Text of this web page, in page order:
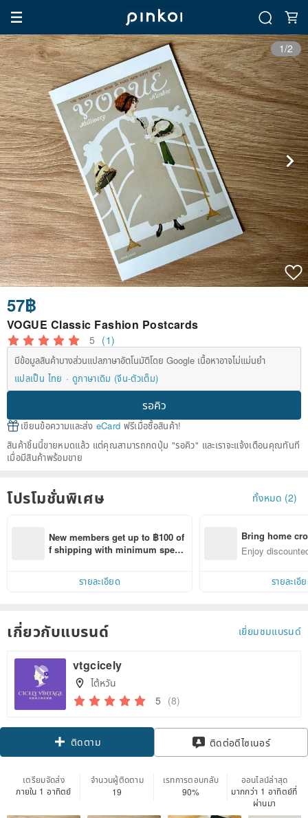
1/2
57฿
VOGUE Classic Fashion Postcards
5 (1)
มีข้อมูลสินค้าบางส่วนแปลภาษาอัตโนมัติโดย Google เนื้อหาอาจไม่แม่นยำ
แปลเป็น ไทย
ดูภาษาเดิม (จีน-ตัวเต็ม)
รอคิว
เขียนข้อความและส่ง eCard ฟรีเมื่อซื้อสินค้า!
สินค้าชิ้นนี้ขายหมดแล้ว แต่คุณสามารถกดปุ่ม "รอคิว" และเราจะแจ้งเตือนคุณทันที
เมื่อมีสินค้าพร้อมขาย
โปรโมชั่นพิเศษ ทั้งหมด (2)
New members get up to ฿100 of
f shipping with minimum spen
within 7 days!
รายละเอียด
Bring home
n with ease
Enjoy
รายละเอี
เกี่ยวกับแบรนด์ เยี่ยมชมแบรนด์
vtgcicely
ไต้หวัน
5 (8)
ติดตาม ติดต่อดีไซเนอร์
เตรียมจัดส่ง
ภายใน 1 อาทิตย์
จำนวนผู้ติดตาม
19
เรทการตอบกลับ
90%
ออนไลน์ล่าสุด
มากกว่า 1 อาทิตย์ที่
ผ่านมา